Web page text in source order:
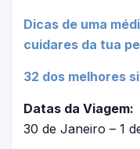
Dicas de uma
cuidares da tua
32 dos melhores
Datas da Viagem:
30 de Janeiro – 1